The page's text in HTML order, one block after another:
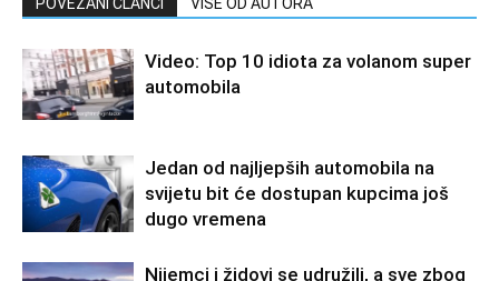
POVEZANI ČLANCI VIŠE OD AUTORA
Video: Top 10 idiota za volanom super
automobila
Jedan od najljepših automobila na
svijetu bit će dostupan kupcima još
dugo vremena
Nijemci i židovi se udružili, a sve zbog